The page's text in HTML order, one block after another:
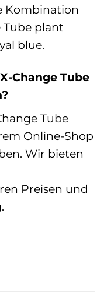
Kombination
Tube plant
blue.
Change Tube
Tube
Online-Shop
Wir bieten
Preisen und